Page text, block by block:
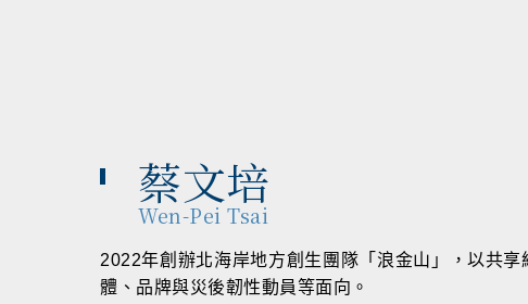
蔡文培
Wen-Pei Tsai
2022年創辦北海岸地方創生團隊「浪金山」，以共
體、品牌與災後韌性動員等面向。